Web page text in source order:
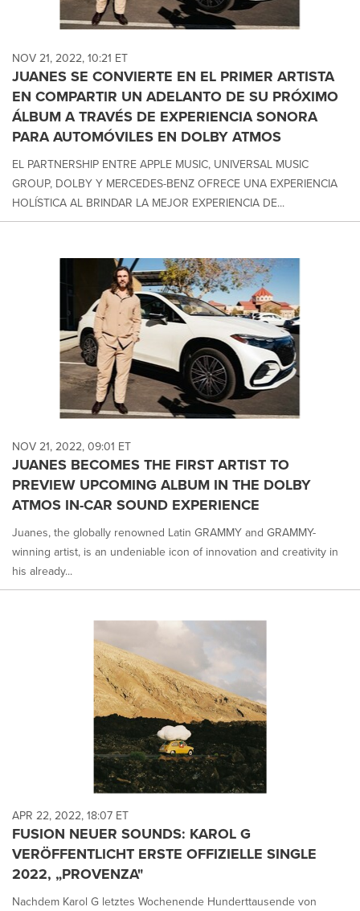
NOV 21, 2022, 10:21 ET
JUANES SE CONVIERTE EN EL PRIMER ARTISTA
EN COMPARTIR UN ADELANTO DE SU PRÓXIMO
ÁLBUM A TRAVÉS DE EXPERIENCIA SONORA
PARA AUTOMÓVILES EN DOLBY ATMOS
EL PARTNERSHIP ENTRE APPLE MUSIC, UNIVERSAL MUSIC
GROUP, DOLBY Y MERCEDES-BENZ OFRECE UNA EXPERIENCIA
HOLÍSTICA AL BRINDAR LA MEJOR EXPERIENCIA DE...
NOV 21, 2022, 09:01 ET
JUANES BECOMES THE FIRST ARTIST TO
PREVIEW UPCOMING ALBUM IN THE DOLBY
ATMOS IN-CAR SOUND EXPERIENCE
Juanes, the globally renowned Latin GRAMMY and GRAMMY-
winning artist, is an undeniable icon of innovation and creativity in
his already...
APR 22, 2022, 18:07 ET
FUSION NEUER SOUNDS: KAROL G
VERÖFFENTLICHT ERSTE OFFIZIELLE SINGLE
2022, „PROVENZA"
Nachdem Karol G letztes Wochenende Hunderttausende von